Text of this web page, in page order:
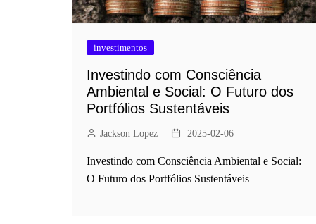
investimentos
Investindo com Consciência
Ambiental e Social: O Futuro dos
Portfólios Sustentáveis
Jackson Lopez 2025-02-06
Investindo com Consciência Ambiental e Social:
O Futuro dos Portfólios Sustentáveis